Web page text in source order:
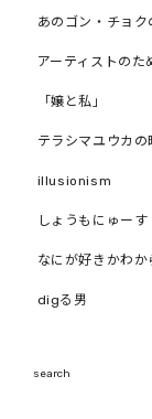
あのゴン・チョク
アーティストのた
「嬢と私」
テラシマユウカの
illusionism
しょうもにゅーす
なにが好きかわか
digる男
search